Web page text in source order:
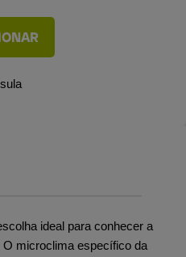
ideal para conhecer a
O microclima específico da